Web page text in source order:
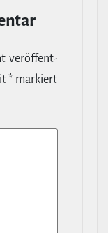
ver­öf­fent­
* markiert